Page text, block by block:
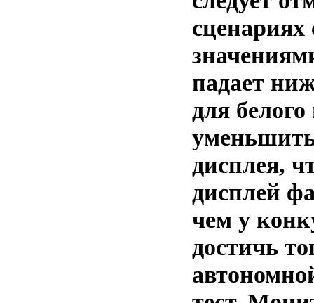
сценариях
падает
для
дисплея,
дисплей
чем у
достичь